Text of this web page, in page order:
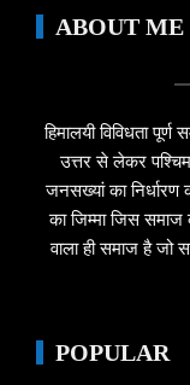
ABOUT ME
हिमालयी विविधता
उत्तर से लेकर
जनसख्यां का
का जिम्मा जिस
वाला ही समाज है जो
POPULAR